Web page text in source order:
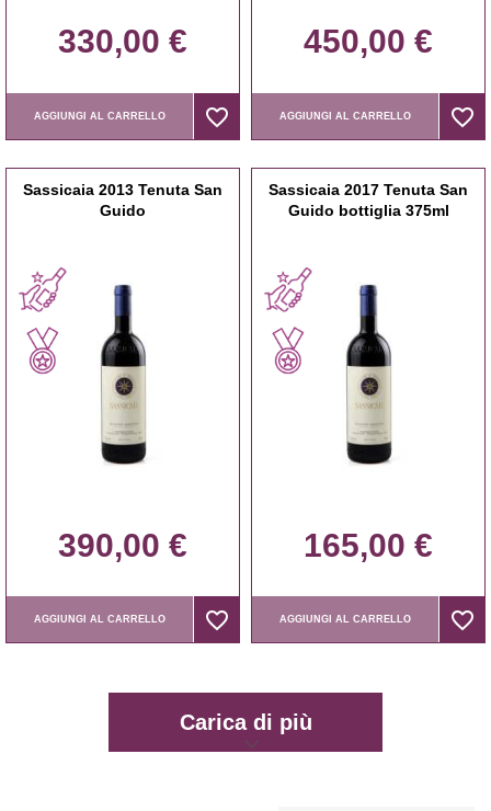
330,00 €
AGGIUNGI AL CARRELLO favorite_border
favorite_border
450,00 €
AGGIUNGI AL CARRELLO favorite_border
favorite_border
Sassicaia 2013 Tenuta San
Guido
390,00 €
AGGIUNGI AL CARRELLO favorite_border
favorite_border
Sassicaia 2017 Tenuta San
Guido bottiglia 375ml
165,00 €
AGGIUNGI AL CARRELLO favorite_border
favorite_border
Carica di più